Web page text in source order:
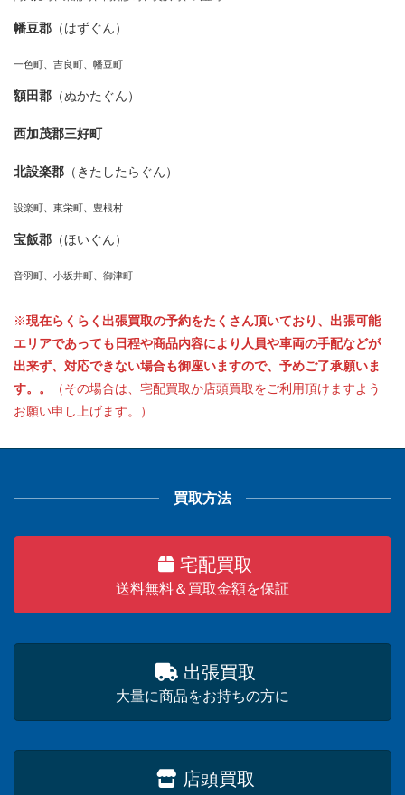
幡豆郡 （はずぐん）
一色町、吉良町、幡豆町
額田郡 （ぬかたぐん）
西加茂郡三好町
北設楽郡 （きたしたらぐん）
設楽町、東栄町、豊根村
宝飯郡 （ほいぐん）
音羽町、小坂井町、御津町
※現在らくらく出張買取の予約をたくさん頂いており、出張可能
エリアであっても日程や商品内容により人員や車両の手配などが
出来ず、対応できない場合も御座いますので、予めご了承願いま
す。。
（その場合は、宅配買取か店頭買取をご利用頂けますよう
お願い申し上げます。）
買取方法
宅配買取
送料無料＆買取金額を保証
出張買取
大量に商品をお持ちの方に
店頭買取